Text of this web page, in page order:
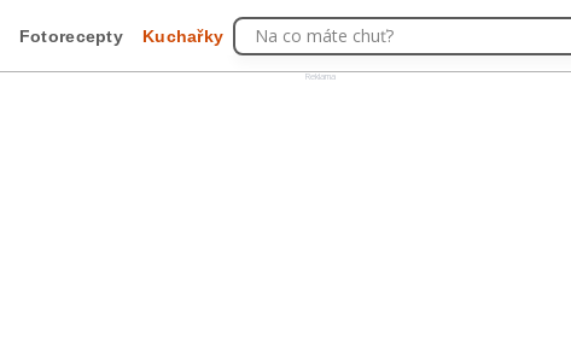
Reklama
Fotorecepty Kuchařky Na co máte chuť?